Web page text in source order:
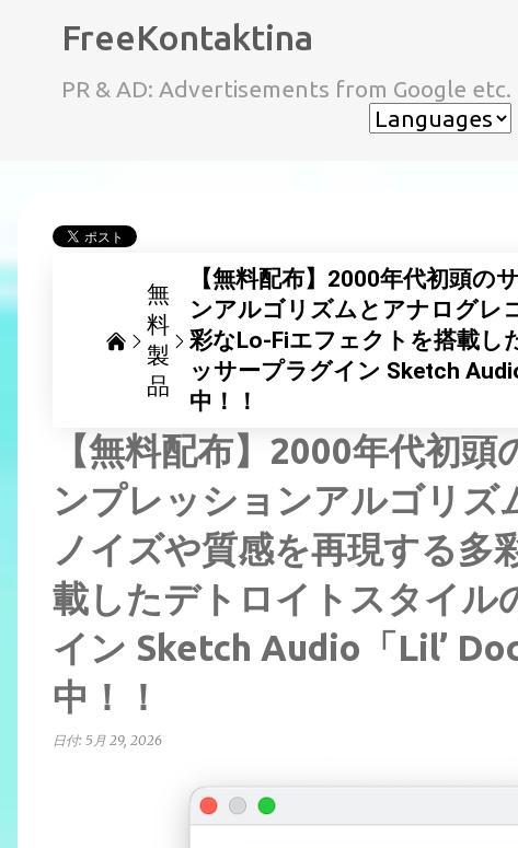
FreeKontaktina
PR & AD: Advertisements from Google etc.
無
料
製
品
【無料配布】2000年代初頭
ンアルゴリズムとアナログレ
彩なLo-Fiエフェクトを搭載し
ッサープラグイン Sketch
中！！
【無料配布】2000年代初
ンプレッションアルゴリズ
ノイズや質感を再現する
載したデトロイトスタイル
イン Sketch Audio「Lil’
中！！
日付: 5月 29, 2026